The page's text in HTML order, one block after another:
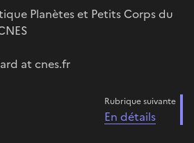
Planètes et Petits Corps du
at cnes.fr
Rubrique suivante
En détails